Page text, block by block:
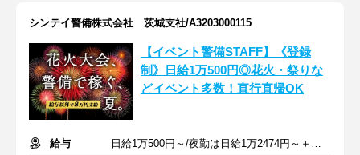
シンテイ警備株式会社 茨城支社/A3203000115
【イベント警備STAFF】《登録
制》日給1万500円◎花火・祭りな
どイベント多数！直行直帰OK
給与
日給1万500円～/夜勤は日給1万2474円～＋交通費※各種手当含む